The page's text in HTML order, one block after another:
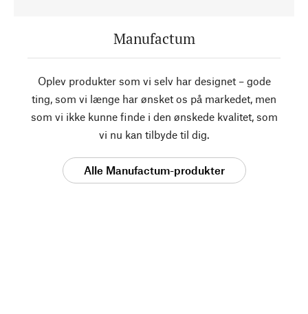
Manufactum
Oplev produkter som vi selv har designet – gode
ting, som vi længe har ønsket os på markedet, men
som vi ikke kunne finde i den ønskede kvalitet, som
vi nu kan tilbyde til dig.
Alle Manufactum-produkter